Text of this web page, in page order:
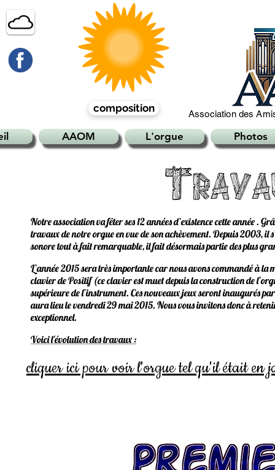
composition Association des
AAOM L'orgue Photos
Notre association va fêter ses 12 années d’existence cette année .
travaux de notre orgue en vue de son achèvement. Depuis 2003, il
sonore tout à fait remarquable, il fait désormais partie des plus
L’année 2015 sera très importante car nous avons commandé à
clavier de Positif (ce clavier est muet depuis la construction de
supérieure de l’instrument. Ces nouveaux jeux seront inaugurés
aura lieu le vendredi 29 mai 2015. Nous vous invitons donc à
exceptionnel.
Voici l'évolution des travaux :
cliquer ici pour voir l'orgue tel qu'il était en